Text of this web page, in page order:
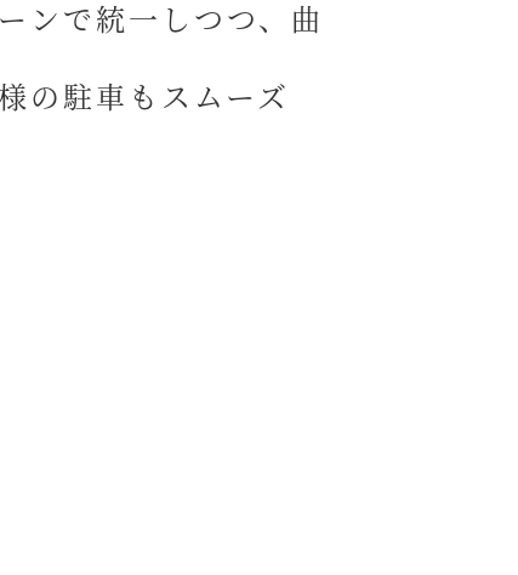
ンで統一しつつ、曲
の駐車もスムーズ